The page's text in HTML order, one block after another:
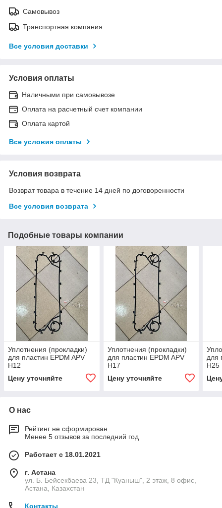
Самовывоз
Транспортная компания
Все условия доставки
Условия оплаты
Наличными при самовывозе
Оплата на расчетный счет компании
Оплата картой
Все условия оплаты
Условия возврата
Возврат товара в течение 14 дней по договоренности
Все условия возврата
Подобные товары компании
Уплотнения (прокладки)
для пластин EPDM APV
Н12
Цену уточняйте
Уплотнения (прокладки)
для пластин EPDM APV
Н17
Цену уточняйте
для
Н25
О нас
Рейтинг не сформирован
Менее 5 отзывов за последний год
Работает с 18.01.2021
г. Астана
ул. Б. Бейсекбаева 23, ТД "Куаныш", 2 этаж, 8 офис,
Астана, Казахстан
Контакты